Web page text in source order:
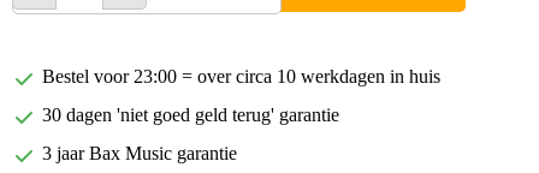
Bestel voor 23:00 = over circa 10 werkdagen in huis
30 dagen 'niet goed geld terug' garantie
3 jaar Bax Music garantie